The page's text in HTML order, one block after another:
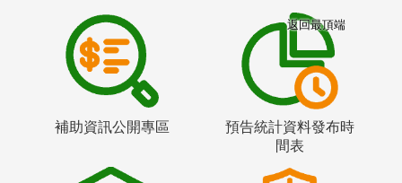
補助資訊公開專區
預告統計資料發布時
間表
返回最頂端